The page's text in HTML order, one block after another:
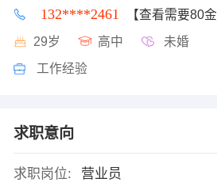
132****2461 【查看需要80金
29岁 高中 未婚
工作经验
求职意向
求职岗位:
营业员